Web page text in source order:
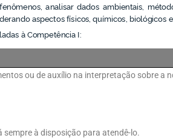
ou de auxílio na interpretação sobre a
à disposição para atendê-lo.